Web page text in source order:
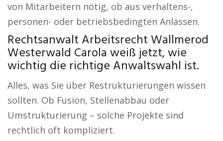
von Mitarbeitern nötig, ob aus verhaltens-,
personen- oder betriebsbedingten Anlässen.
Rechtsanwalt Arbeitsrecht Wallmerod
Westerwald Carola weiß jetzt, wie
wichtig die richtige Anwaltswahl ist.
Alles, was Sie über Restrukturierungen wissen
sollten. Ob Fusion, Stellenabbau oder
Umstrukturierung – solche Projekte sind
rechtlich oft kompliziert.